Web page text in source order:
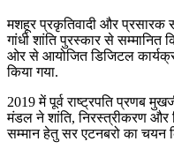
मशहूर प्रकृतिवादी और प्रसारक
गांधी शांति पुरस्कार से सम्मानित
ओर से आयोजित डिजिटल
किया गया.
2019 में पूर्व राष्ट्रपति प्रणब
मंडल ने शांति, निरस्त्रीकरण और
सम्मान हेतु सर एटनबरो का चयन